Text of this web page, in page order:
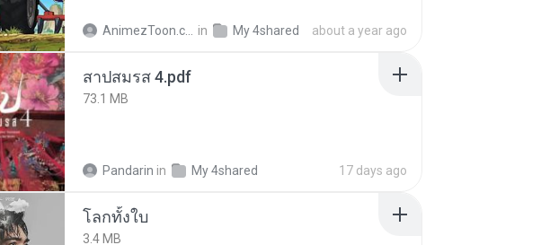
in My 4shared about a year ago
สาปสมรส 4.pdf
73.1 MB
Pandarin in My 4shared 17 days ago
โลกทั้งใบ
3.4 MB